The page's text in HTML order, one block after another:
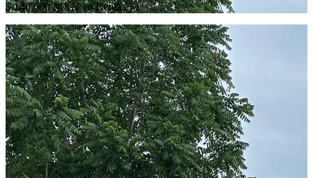
$ 140,000 MXN en Renta